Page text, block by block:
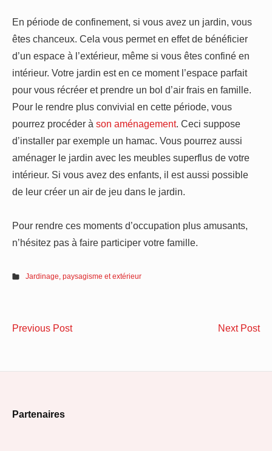
En période de confinement, si vous avez un jardin, vous
êtes chanceux. Cela vous permet en effet de bénéficier
d’un espace à l’extérieur, même si vous êtes confiné en
intérieur. Votre jardin est en ce moment l’espace parfait
pour vous récréer et prendre un bol d’air frais en famille.
Pour le rendre plus convivial en cette période, vous
pourrez procéder à son aménagement. Ceci suppose
d’installer par exemple un hamac. Vous pourrez aussi
aménager le jardin avec les meubles superflus de votre
intérieur. Si vous avez des enfants, il est aussi possible
de leur créer un air de jeu dans le jardin.
Pour rendre ces moments d’occupation plus amusants,
n’hésitez pas à faire participer votre famille.
Jardinage, paysagisme et extérieur
Navigation
Previous PostComment
Next PostLe
Partenaires